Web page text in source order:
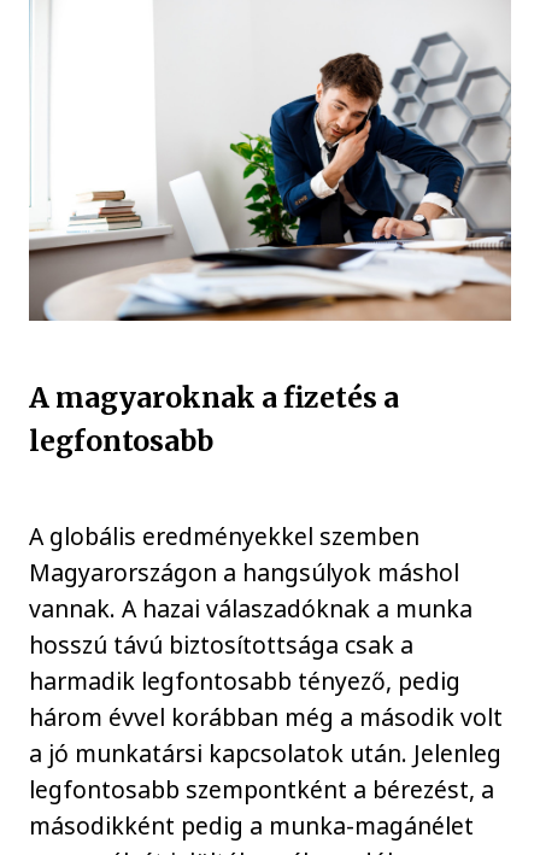
A magyaroknak a fizetés a
legfontosabb
A globális eredményekkel szemben
Magyarországon a hangsúlyok máshol
vannak. A hazai válaszadóknak a munka
hosszú távú biztosítottsága csak a
harmadik legfontosabb tényező, pedig
három évvel korábban még a második volt
a jó munkatársi kapcsolatok után. Jelenleg
legfontosabb szempontként a bérezést, a
másodikként pedig a munka-magánélet